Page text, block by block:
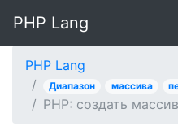
PHP Lang
PHP Lang
Диапазон массива
PHP: создать